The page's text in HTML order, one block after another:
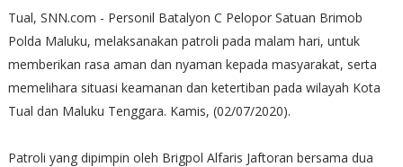
Tual, SNN.com - Personil Batalyon C Pelopor Satuan Brimob
Polda Maluku, melaksanakan patroli pada malam hari, untuk
memberikan rasa aman dan nyaman kepada masyarakat, serta
memelihara situasi keamanan dan ketertiban pada wilayah Kota
Tual dan Maluku Tenggara. Kamis, (02/07/2020).
Patroli yang dipimpin oleh Brigpol Alfaris Jaftoran bersama dua